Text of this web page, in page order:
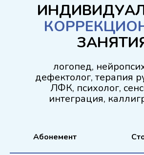
логопед,
дефектолог, терапия
ЛФК, психолог,
интеграция,
Абонемент